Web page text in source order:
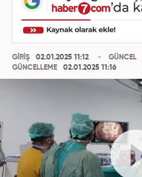
GİRİŞ
02.01.2025 11:12
GÜNCELLEME
02.01.2025 11:16
GÜNCEL